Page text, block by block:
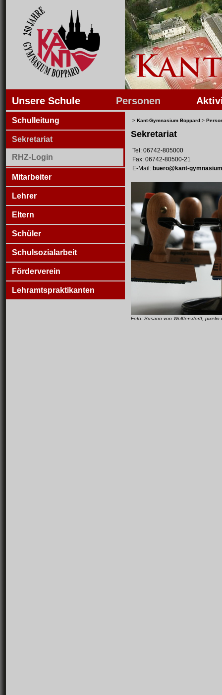
Unsere Schule Personen
Schulleitung
Sekretariat
RHZ-Login
Mitarbeiter
Lehrer
Eltern
Schüler
Schulsozialarbeit
Förderverein
Lehramtspraktikanten
> Kant-Gymnasium Boppard >
Sekretariat
Tel: 06742-805000
Fax: 06742-80500-21
E-Mail: buero@kant-
Foto: Susann von Wolffersdorff,